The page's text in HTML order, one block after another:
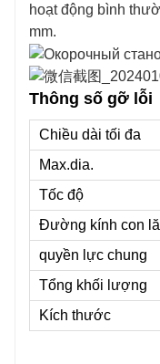
hoạt động bình
mm.
Thông số gỡ lỗi
Chiều dài tối đa
Max.dia.
Tốc độ
Đường kính con
quyền lực chung
Tổng khối lượng
Kích thước